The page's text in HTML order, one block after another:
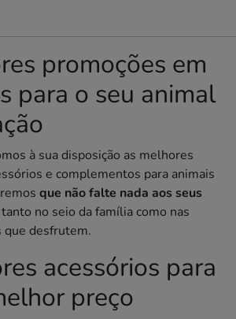
promoções em
para o seu animal
à sua disposição as melhores
e complementos para animais
que não falte nada aos seus
tanto no seio da família como nas
que desfrutem.
acessórios para
preço